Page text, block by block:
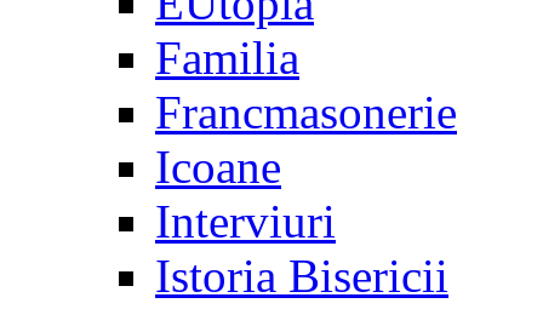
Familia
Francmasonerie
Icoane
Interviuri
Istoria Bisericii